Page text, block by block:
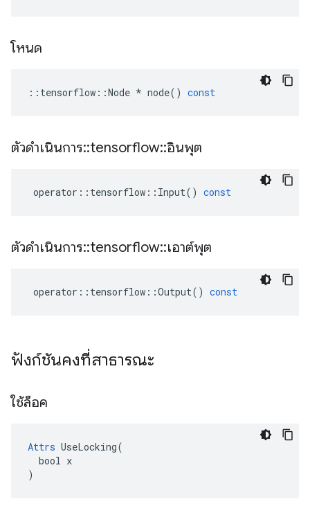
โหนด
:: tensorflow ::Node * node() const
ตัวดำเนินการ::tensorflow::อินพุต
operator :: tensorflow :: Input() const
ตัวดำเนินการ::tensorflow::เอาต์พุต
operator :: tensorflow ::Output() const
ฟังก์ชันคงที่สาธารณะ
ใช้ล็อค
Attrs UseLocking(
  bool x
)